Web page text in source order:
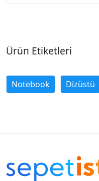
Ürün Etiketleri
Notebook Dizüstü